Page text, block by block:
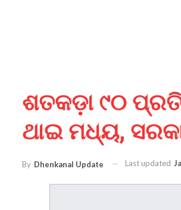
ଶତକଡ଼ା ୯୦
ଥାଇ ମଧ୍ୟ,
By Dhenkanal Update Last updated